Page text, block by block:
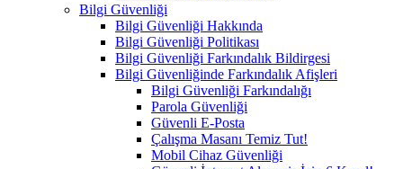
Bilgi Güvenliği
Bilgi Güvenliği Hakkında
Bilgi Güvenliği Politikası
Bilgi Güvenliği Farkındalık Bildirgesi
Bilgi Güvenliğinde Farkındalık Afişleri
Bilgi Güvenliği Farkındalığı
Parola Güvenliği
Güvenli E-Posta
Çalışma Masanı Temiz Tut!
Mobil Cihaz Güvenliği